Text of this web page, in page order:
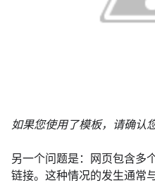
如果您使用了模板，请确认
另一个问题是：网页包含多
链接。这种情况的发生通常